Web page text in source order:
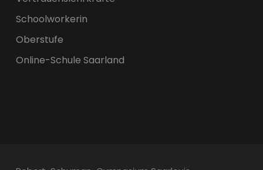
Schoolworkerin
Oberstufe
Online-Schule Saarland